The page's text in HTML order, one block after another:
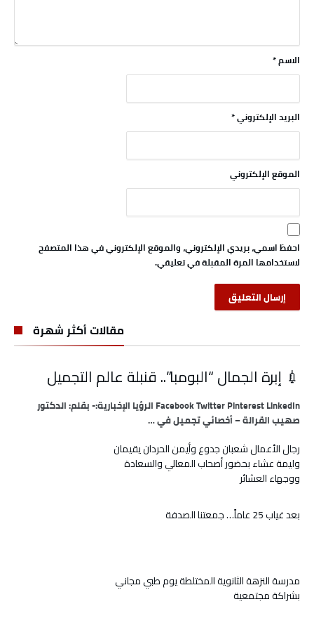
الاسم*
البريد الإلكتروني*
الموقع الإلكتروني
احفظ اسمي، بريدي الإلكتروني، والموقع الإلكتروني في هذا المتصفح
لاستخدامها المرة المقبلة في تعليقي.
مقالات أكثر شهرة
💉 إبرة الجمال “البومبا”.. قنبلة عالم التجميل
Facebook Twitter Pinterest LinkedIn الرؤيا الإخبارية:- بقلم: الدكتور
صهيب القرالة – أخصائي تجميل في …
رجال الأعمال شعبان جدوع وأيمن الحردان يقيمان
وليمة عشاء بحضور أصحاب المعالي والسعادة
ووجهاء العشائر
بعد غياب 25 عاماً… جمعتنا الصدفة
مدرسة النزهة الثانوية المختلطة يوم طبي مجاني
بشراكة مجتمعية